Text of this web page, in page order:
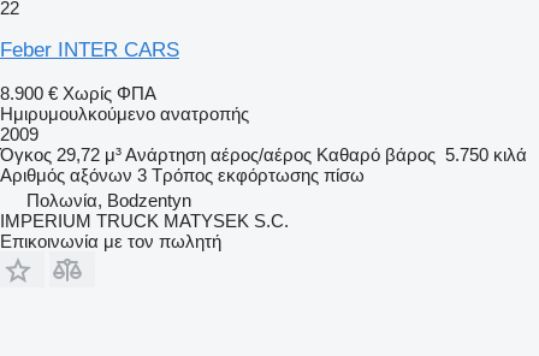
22
Feber INTER CARS
8.900 € Χωρίς ΦΠΑ
Ημιρυμουλκούμενο ανατροπής
2009
Όγκος 29,72 μ³Ανάρτηση αέρος/αέρος Καθαρό βάρος 5.750 κιλά
Αριθμός αξόνων 3 Τρόπος εκφόρτωσης πίσω
Πολωνία, Bodzentyn
IMPERIUM TRUCK MATYSEK S.C.
Επικοινωνία με τον πωλητή